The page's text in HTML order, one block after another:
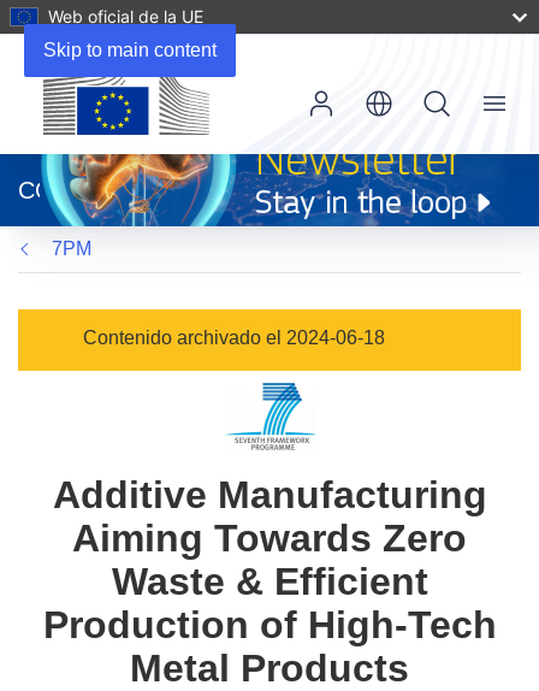
Skip to main content
Web oficial de la UE
abrirá
en
una
nueva
ventana)
CORDIS
Menu
7PM
Contenido archivado el 2024-06-18
Additive Manufacturing
Aiming Towards Zero
Waste & Efficient
Production of High-Tech
Metal Products